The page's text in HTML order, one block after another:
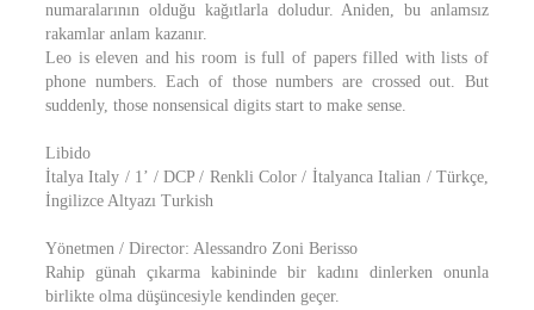
numaralarının olduğu kağıtlarla doludur. Aniden, bu anlamsız
rakamlar anlam kazanır.
Leo is eleven and his room is full of papers filled with lists of
phone numbers. Each of those numbers are crossed out. But
suddenly, those nonsensical digits start to make sense.
Libido
İtalya Italy / 1’ / DCP / Renkli Color / İtalyanca Italian / Türkçe,
İngilizce Altyazı Turkish
Yönetmen / Director: Alessandro Zoni Berisso
Rahip günah çıkarma kabininde bir kadını dinlerken onunla
birlikte olma düşüncesiyle kendinden geçer.